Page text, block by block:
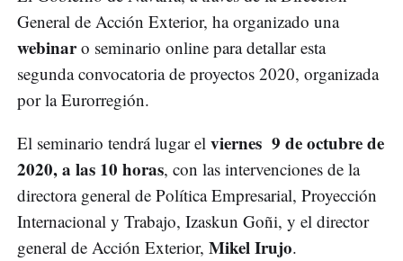
General de Acción Exterior, ha organizado una
webinaro seminario online para detallar esta
segunda convocatoria de proyectos 2020, organizada
por la Eurorregión.
El seminario tendrá lugar el viernes 9 de octubre de
2020, a las 10 horas, con las intervenciones de la
directora general de Política Empresarial, Proyección
Internacional y Trabajo, Izaskun Goñi, y el director
general de Acción Exterior, Mikel Irujo.